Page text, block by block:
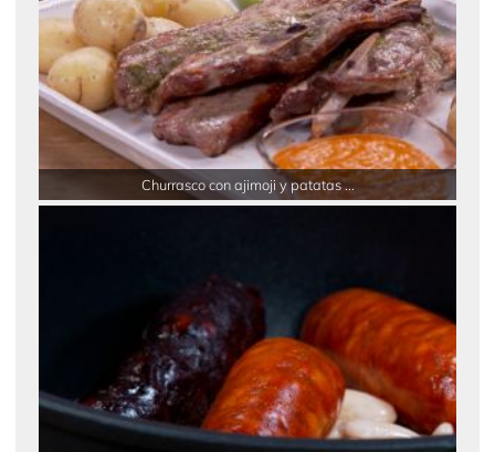
Churrasco con ajimoji y patatas ...